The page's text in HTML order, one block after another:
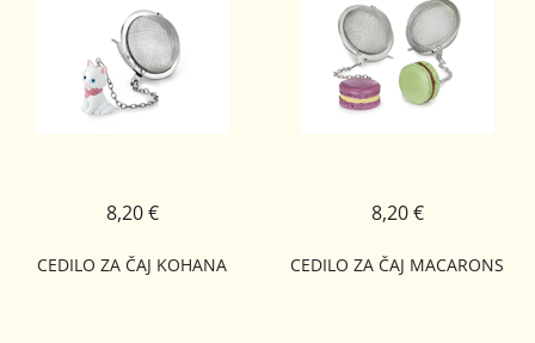
CEDILO ZA ČAJ KOHANA
8,20 €
CEDILO ZA ČAJ MACARONS
8,20 €